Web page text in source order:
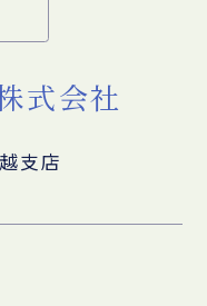
式会社
支店